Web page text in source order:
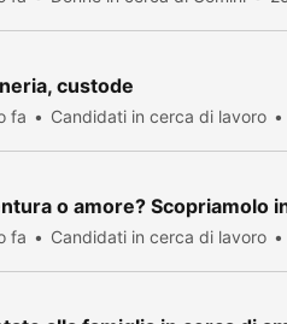
custode
fa Candidati in cerca di lavoro
o amore? Scopriamolo
fa Candidati in cerca di lavoro